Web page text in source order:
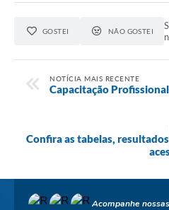
GOSTEI NÃO GOSTEI
NOTÍCIA MAIS RECENTE
Capacitação
Confira as tabelas,
Acompanhe